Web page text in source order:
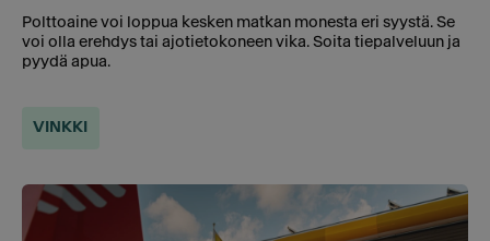
Polttoaine voi loppua kesken matkan monesta eri syystä. Se
voi olla erehdys tai ajotietokoneen vika. Soita tiepalveluun ja
pyydä apua.
VINKKI